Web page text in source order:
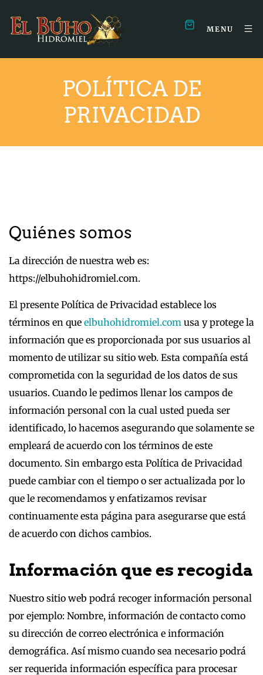
MENU
POLÍTICA DE
PRIVACIDAD
Quiénes somos
La dirección de nuestra web es:
https://elbuhohidromiel.com.
El presente Política de Privacidad establece los
términos en que elbuhohidromiel.com usa y protege la
información que es proporcionada por sus usuarios al
momento de utilizar su sitio web. Esta compañía está
comprometida con la seguridad de los datos de sus
usuarios. Cuando le pedimos llenar los campos de
información personal con la cual usted pueda ser
identificado, lo hacemos asegurando que solamente se
empleará de acuerdo con los términos de este
documento. Sin embargo esta Política de Privacidad
puede cambiar con el tiempo o ser actualizada por lo
que le recomendamos y enfatizamos revisar
continuamente esta página para asegurarse que está
de acuerdo con dichos cambios.
Información que es recogida
Nuestro sitio web podrá recoger información personal
por ejemplo: Nombre, información de contacto como
su dirección de correo electrónica e información
demográfica. Así mismo cuando sea necesario podrá
ser requerida información específica para procesar